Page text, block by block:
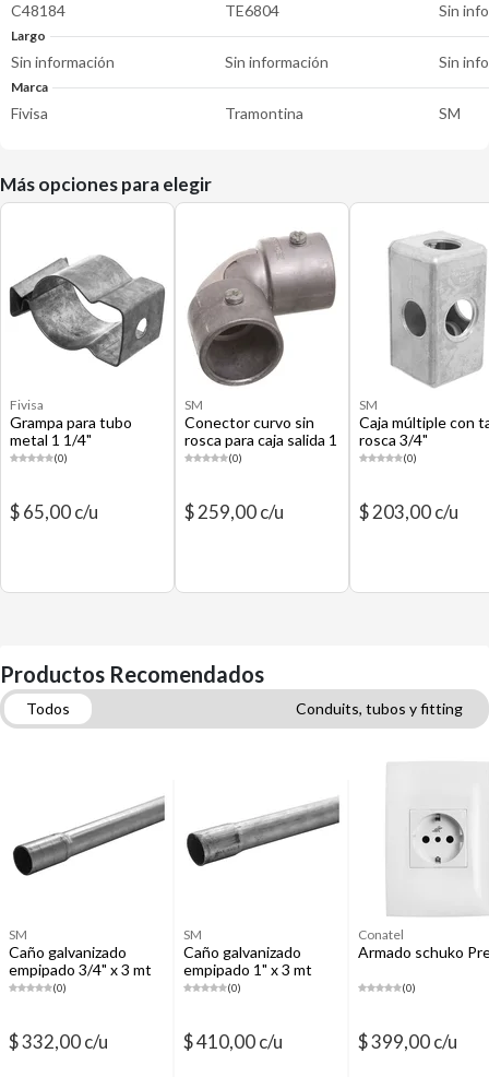
C48184 TE6804 Sin
Largo
Sin información Sin información Sin
Marca
Fivisa Tramontina SM
Más opciones para elegir
Fivisa
Grampa para tubo
metal 1 1/4"
(0)
$ 65,00 c/u
SM
Conector curvo sin
rosca para caja salida 1
- 1/4" (0)
$ 259,00 c/u
SM
Caja múltiple con
rosca 3/4"
(0)
$ 203,00 c/u
Productos Recomendados
Todos
Conduits, tubos y fitting
Cables eléctricos domiciliarios
Cajas de distribución
Correderas, Rieles, Barras y soportes de placard
SM
Caño galvanizado
empipado 3/4" x 3 mt
(0)
$ 332,00 c/u
SM
Caño galvanizado
empipado 1" x 3 mt
(0)
$ 410,00 c/u
Conatel
Armado schuko
(0)
$ 399,00 c/u